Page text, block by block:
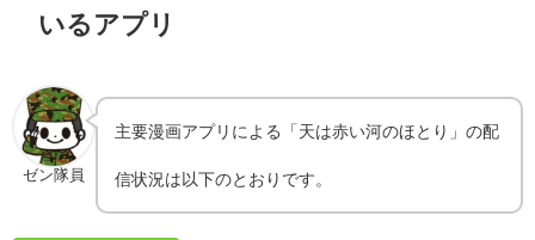
いるアプリ
ゼン隊員
主要漫画アプリによる「天は赤い河のほとり」の配
信状況は以下のとおりです。